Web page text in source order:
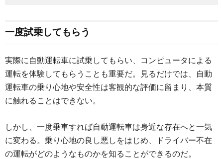
一度試乗してもらう
実際に自動運転車に試乗してもらい、コンピュータによる
運転を体験してもらうことも重要だ。見るだけでは、自動
運転車の乗り心地や安全性は客観的な評価に留まり、本質
に触れることはできない。
しかし、一度乗車すれば自動運転車は身近な存在へと一気
に変わる。乗り心地の良し悪しをはじめ、ドライバー不在
の運転がどのようなものかを知ることができるのだ。